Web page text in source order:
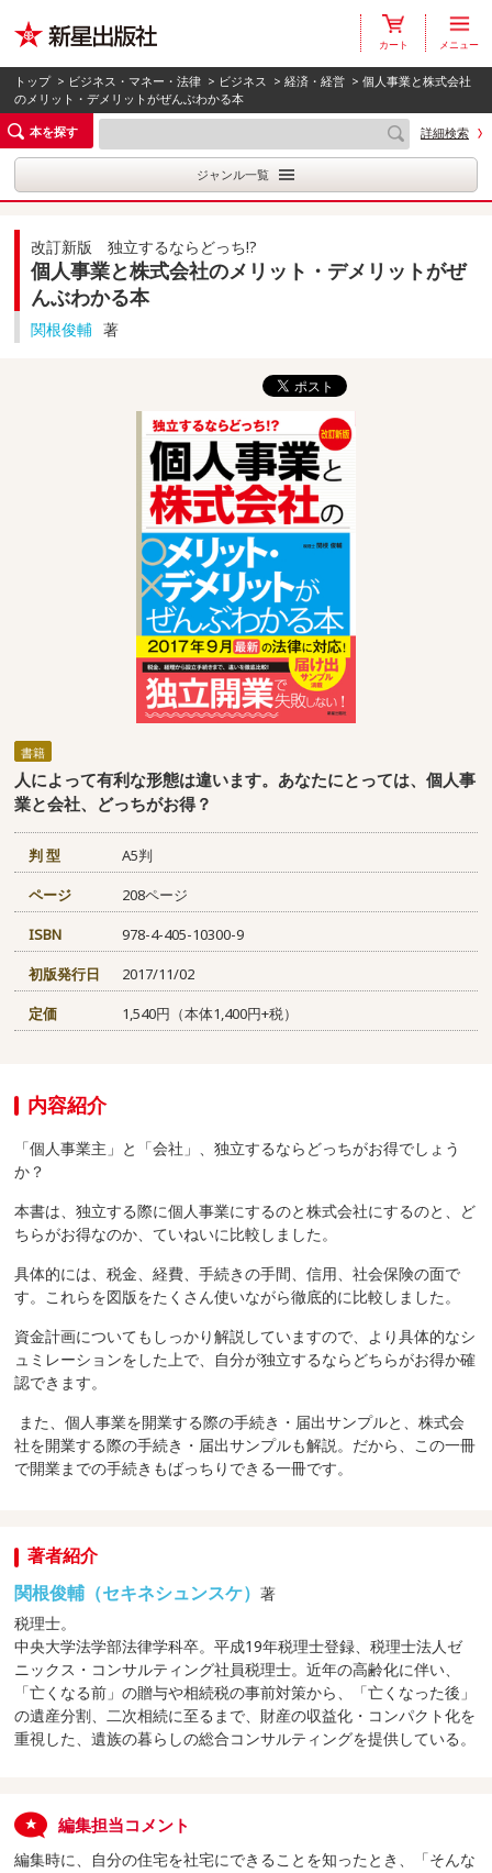
カート メニュー
トップ > ビジネス・マネー・法律 > ビジネス >経済・経営 > 個人事業と株式会社
のメリット・デメリットがぜんぶわかる本
本を探す
詳細検索
ジャンル一覧
改訂新版 独立するならどっち!?
個人事業と株式会社のメリット・デメリットがぜ
んぶわかる本
関根俊輔 著
書籍
人によって有利な形態は違います。あなたにとっては、個人事
業と会社、どっちがお得？
判 型
A5判
ページ
208ページ
ISBN
978-4-405-10300-9
初版発行日
2017/11/02
定価
1,540円（本体1,400円+税）
内容紹介
「個人事業主」と「会社」、独立するならどっちがお得でしょう
か？
本書は、独立する際に個人事業にするのと株式会社にするのと、ど
ちらがお得なのか、ていねいに比較しました。
具体的には、税金、経費、手続きの手間、信用、社会保険の面で
す。これらを図版をたくさん使いながら徹底的に比較しました。
資金計画についてもしっかり解説していますので、より具体的なシ
ュミレーションをした上で、自分が独立するならどちらがお得か確
認できます。
また、個人事業を開業する際の手続き・届出サンプルと、株式会
社を開業する際の手続き・届出サンプルも解説。だから、この一冊
で開業までの手続きもばっちりできる一冊です。
著者紹介
関根俊輔（セキネシュンスケ）著
税理士。
中央大学法学部法律学科卒。平成19年税理士登録、税理士法人ゼ
ニックス・コンサルティング社員税理士。近年の高齢化に伴い、
「亡くなる前」の贈与や相続税の事前対策から、「亡くなった後」
の遺産分割、二次相続に至るまで、財産の収益化・コンパクト化を
重視した、遺族の暮らしの総合コンサルティングを提供している。
編集担当コメント
編集時に、自分の住宅を社宅にできることを知ったとき、「そんな